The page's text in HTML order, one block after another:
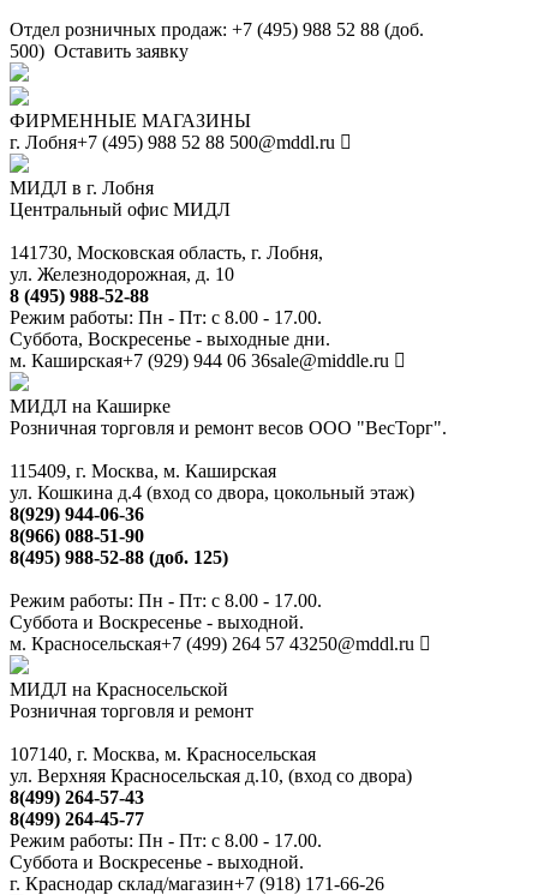
Отдел розничных продаж: +7 (495) 988 52 88 (доб.
500) Оставить заявку
ФИРМЕННЫЕ МАГАЗИНЫ
г. Лобня+7 (495) 988 52 88 500@mddl.ru
МИДЛ в г. Лобня
Центральный офис МИДЛ
141730, Московская область, г. Лобня,
ул. Железнодорожная, д. 10
8 (495) 988-52-88
Режим работы: Пн - Пт: с 8.00 - 17.00.
Суббота, Воскресенье - выходные дни.
м. Каширская+7 (929) 944 06 36sale@middle.ru
МИДЛ на Каширке
Розничная торговля и ремонт весов ООО "ВесТорг".
115409, г. Москва, м. Каширская
ул. Кошкина д.4 (вход со двора, цокольный этаж)
8(929) 944-06-36
8(966) 088-51-90
8(495) 988-52-88 (доб. 125)
Режим работы: Пн - Пт: с 8.00 - 17.00.
Суббота и Воскресенье - выходной.
м. Красносельская+7 (499) 264 57 43250@mddl.ru
МИДЛ на Красносельской
Розничная торговля и ремонт
107140, г. Москва, м. Красносельская
ул. Верхняя Красносельская д.10, (вход со двора)
8(499) 264-57-43
8(499) 264-45-77
Режим работы: Пн - Пт: с 8.00 - 17.00.
Суббота и Воскресенье - выходной.
г. Краснодар склад/магазин+7 (918) 171-66-26